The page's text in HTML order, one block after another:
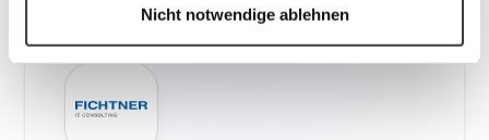
Nicht notwendige ablehnen